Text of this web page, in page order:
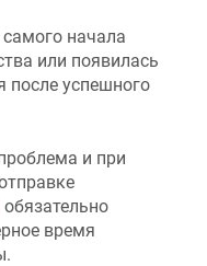
начала
или появилась
после успешного
и при
обязательно
время